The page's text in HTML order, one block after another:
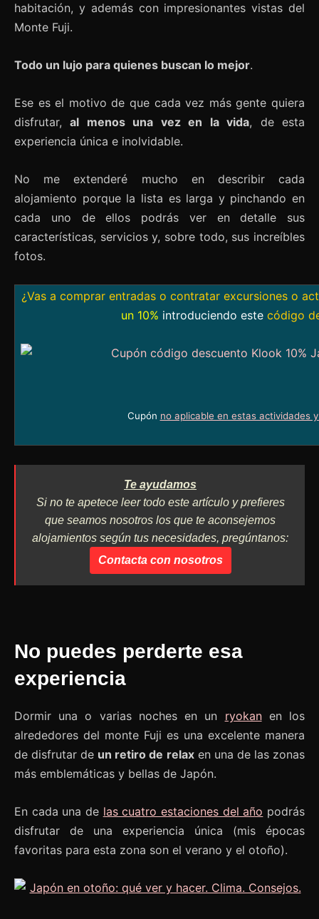
habitación, y además con impresionantes vistas del
Monte Fuji.
Todo un lujo para quienes buscan lo mejor.
Ese es el motivo de que cada vez más gente quiera
disfrutar,al menos una vez en la vida, de esta
experiencia única e inolvidable.
No me extenderé mucho en describir cada
alojamiento porque la lista es larga y pinchando en
cada uno de ellos podrás ver en detalle sus
características, servicios y, sobre todo, sus increíbles
fotos.
¿Vas a comprar entradas o contratar excursiones o
un 10% introduciendo este código
Cupón no aplicable en estas actividades
Te ayudamos
Si no te apetece leer todo este artículo y prefieres
que seamos nosotros los que te aconsejemos
alojamientos según tus necesidades, pregúntanos:
Contacta con nosotros
No puedes perderte esa
experiencia
Dormir una o varias noches en un ryokanen los
alrededores del monte Fuji es una excelente manera
de disfrutar de un retiro de relaxen una de las zonas
más emblemáticas y bellas de Japón.
En cada una de las cuatro estaciones del año podrás
disfrutar de una experiencia única (mis épocas
favoritas para esta zona son el verano y el otoño).